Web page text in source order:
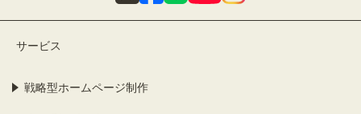
サービス
戦略型ホームページ制作